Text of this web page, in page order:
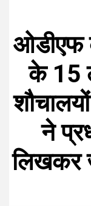
ओडीएफ
के 15
ने
लिखकर